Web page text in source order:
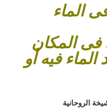
الماء
فى المكان
فيه أو
الروحانية